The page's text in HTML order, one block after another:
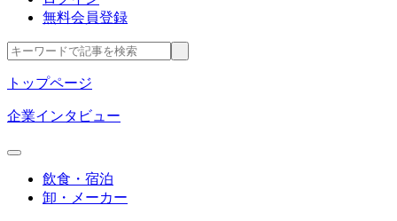
無料会員登録
トップページ
企業インタビュー
飲食・宿泊
卸・メーカー